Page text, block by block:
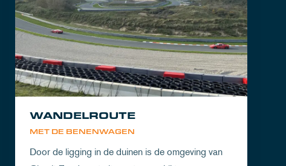
MET DE BENENWAGEN
WANDELROUTE
Door de ligging in de duinen is de omgeving van